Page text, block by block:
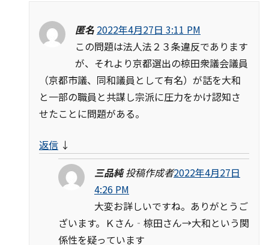
匿名 2022年4月27日 3:11 PM
この問題は法人法２３条違反であります
が、それより京都選出の椋田衆議会議員
（京都市議、同和議員として有名）が話を大和
と一部の職員と共謀し宗派に圧力をかけ認知さ
せたことに問題がある。
返信 ↓
三品純 投稿作成者2022年4月27日
4:26 PM
大変お詳しいですね。ありがとうご
ざいます。Ｋさん‐椋田さん→大和という関
係性を疑っています